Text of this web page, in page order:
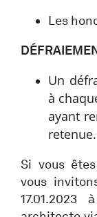
Les
Un
à
ayant
retenue.
Si vous
vous
17.01.2023